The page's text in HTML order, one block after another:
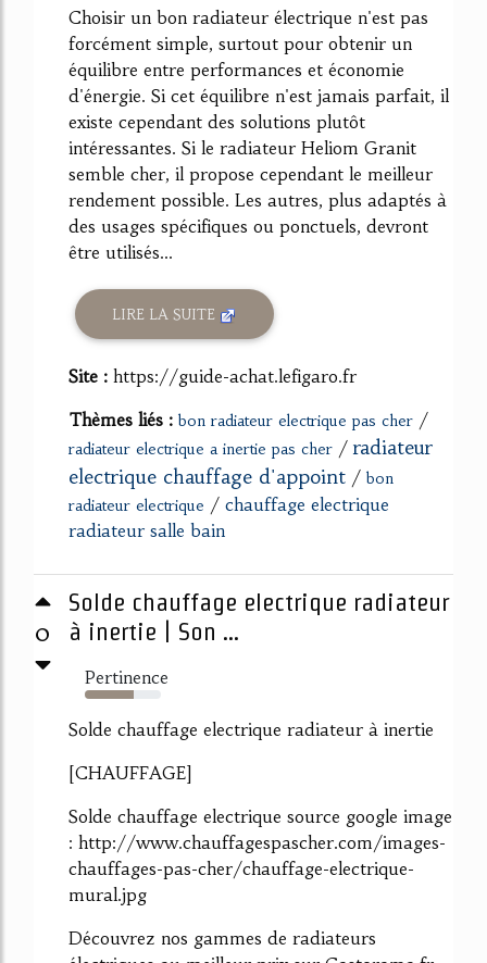
Choisir un bon radiateur électrique n'est pas
forcément simple, surtout pour obtenir un
équilibre entre performances et économie
d'énergie. Si cet équilibre n'est jamais parfait, il
existe cependant des solutions plutôt
intéressantes. Si le radiateur Heliom Granit
semble cher, il propose cependant le meilleur
rendement possible. Les autres, plus adaptés à
des usages spécifiques ou ponctuels, devront
être utilisés...
LIRE LA SUITE
Site : https://guide-achat.lefigaro.fr
Thèmes liés : bon radiateur electrique pas cher /
radiateur electrique a inertie pas cher /radiateur
electrique chauffage d'appoint / bon
radiateur electrique / chauffage electrique
radiateur salle bain
0
Solde chauffage electrique radiateur
à inertie | Son ...
Pertinence
64%
Solde chauffage electrique radiateur à inertie
[CHAUFFAGE]
Solde chauffage electrique source google image
: http://www.chauffagespascher.com/images-
chauffages-pas-cher/chauffage-electrique-
mural.jpg
Découvrez nos gammes de radiateurs